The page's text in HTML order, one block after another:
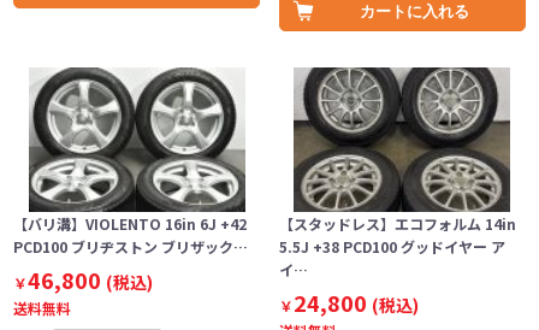
カートに入れる
【バリ溝】VIOLENTO 16in 6J +42
PCD100 ブリヂストン ブリザック…
￥46,800 (税込)
送料無料
【スタッドレス】エコフォルム 14in
5.5J +38 PCD100 グッドイヤー ア
イ…
￥24,800 (税込)